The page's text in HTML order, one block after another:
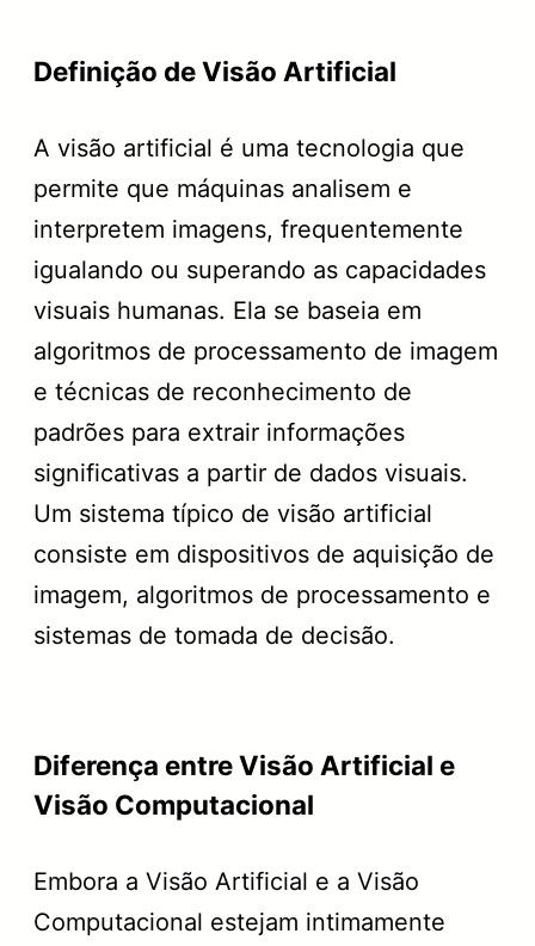
Definição de Visão Artificial
A visão artificial é uma tecnologia que
permite que máquinas analisem e
interpretem imagens, frequentemente
igualando ou superando as capacidades
visuais humanas. Ela se baseia em
algoritmos de processamento de imagem
e técnicas de reconhecimento de
padrões para extrair informações
significativas a partir de dados visuais.
Um sistema típico de visão artificial
consiste em dispositivos de aquisição de
imagem, algoritmos de processamento e
sistemas de tomada de decisão.
Diferença entre Visão Artificial e
Visão Computacional
Embora a Visão Artificial e a Visão
Computacional estejam intimamente